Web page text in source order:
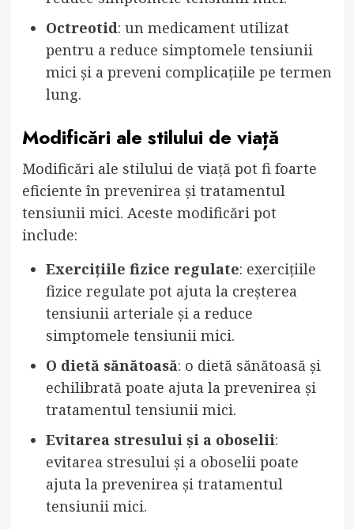
Octreotid: un medicament utilizat
pentru a reduce simptomele tensiunii
mici și a preveni complicațiile pe termen
lung.
Modificări ale stilului de viață
Modificări ale stilului de viață pot fi foarte
eficiente în prevenirea și tratamentul
tensiunii mici. Aceste modificări pot
include:
Exercițiile fizice regulate: exercițiile
fizice regulate pot ajuta la creșterea
tensiunii arteriale și a reduce
simptomele tensiunii mici.
O dietă sănătoasă: o dietă sănătoasă și
echilibrată poate ajuta la prevenirea și
tratamentul tensiunii mici.
Evitarea stresului și a oboselii:
evitarea stresului și a oboselii poate
ajuta la prevenirea și tratamentul
tensiunii mici.